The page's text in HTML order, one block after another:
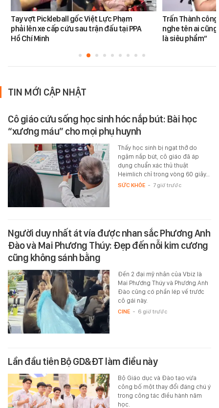
Tay vợt Pickleball gốc Việt Lực Phạm
phải lên xe cấp cứu sau trận đấu tại PPA
Hồ Chí Minh
Trấn Thành
nghe tên ai
là siêu phẩm”
TIN MỚI CẬP NHẬT
Cô giáo cứu sống học sinh hóc nắp bút: Bài học
“xương máu” cho mọi phụ huynh
Thấy học sinh bị ngạt thở do
ngậm nắp bút, cô giáo đã áp
dụng chuẩn xác thủ thuật
Heimlich chỉ trong vòng 60 giây…
SỨC KHỎE - 7 giờ trước
Người duy nhất át vía được nhan sắc Phương Anh
Đào và Mai Phương Thúy: Đẹp đến nỗi kim cương
cũng không sánh bằng
Đến 2 đại mỹ nhân của Vbiz là
Mai Phương Thúy và Phương Anh
Đào cũng có phần lép vế trước
cô gái này.
CINE - 6 giờ trước
Lần đầu tiên Bộ GD&ĐT làm điều này
Bộ Giáo dục và Đào tạo vừa
công bố một thay đổi đáng chú ý
trong công tác điều hành năm
học.